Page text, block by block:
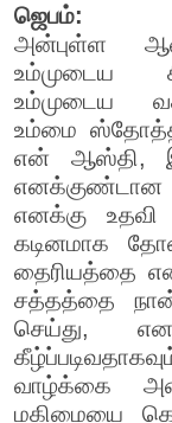
ஜெபம்:
அன்புள்ள
உம்முடைய
உம்முடைய
உம்மை
என் ஆஸ்தி,
எனக்குண்டான
எனக்கு உதவி
கடினமாக
தைரியத்தை
சத்தத்தை
செய்து,
வாழ்க்கை
மகிமையை